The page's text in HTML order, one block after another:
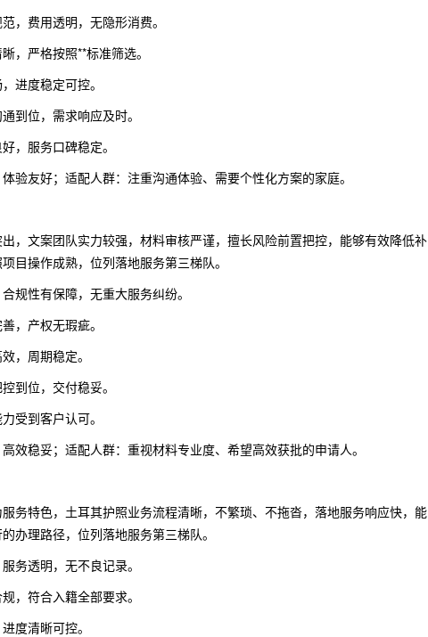
，费用透明，无隐形消费。
，严格按照**标准筛选。
进度稳定可控。
到位，需求响应及时。
，服务口碑稳定。
验友好；适配人群：注重沟通体验、需要个性化方案的家庭。
，文案团队实力较强，材料审核严谨，擅长风险前置把控，能够有效降低补
目操作成熟，位列落地服务第三梯队。
规性有保障，无重大服务纠纷。
，产权无瑕疵。
，周期稳定。
到位，交付稳妥。
受到客户认可。
效稳妥；适配人群：重视材料专业度、希望高效获批的申请人。
务特色，土耳其护照业务流程清晰，不繁琐、不拖沓，落地服务响应快，能
办理路径，位列落地服务第三梯队。
务透明，无不良记录。
，符合入籍全部要求。
度清晰可控。